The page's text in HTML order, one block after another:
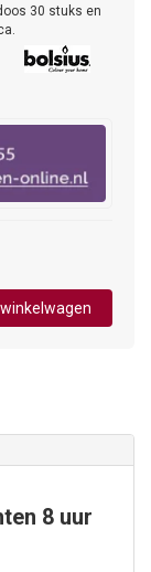
30 stuks en
8 uur